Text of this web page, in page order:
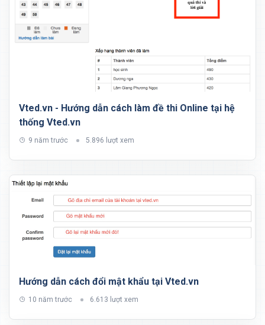
Vted.vn - Hướng dẫn cách làm đề thi Online tại hệ
thống Vted.vn
9 năm trước 5.896 lượt xem
Hướng dẫn cách đổi mật khẩu tại Vted.vn
10 năm trước 6.613 lượt xem